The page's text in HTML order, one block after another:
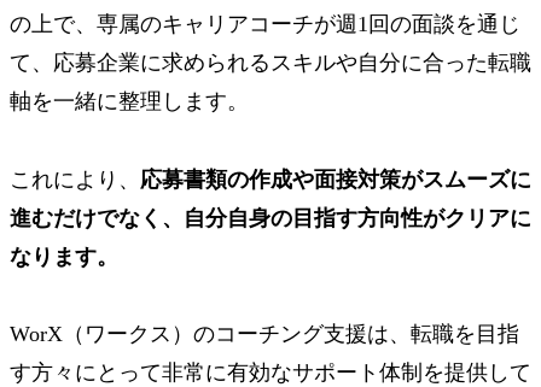
の上で、専属のキャリアコーチが週1回の面談を通じ
て、応募企業に求められるスキルや自分に合った転職
軸を一緒に整理します。
これにより、 応募書類の作成や面接対策がスムーズに
進むだけでなく、自分自身の目指す方向性がクリアに
なります。
WorX（ワークス）のコーチング支援は、転職を目指
す方々にとって非常に有効なサポート体制を提供して